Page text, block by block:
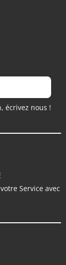
écrivez nous !
Service avec